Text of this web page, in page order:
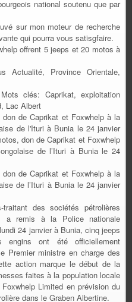
national soutenu que par
sur mon moteur de recherche
qui pourra vous satisgfaire.
offrent 5 jeeps et 20 motos à
Actualité, Province Orientale,
clés: Caprikat, exploitation
Lac Albert
de Caprikat et Foxwhelp à la
de l'Ituri à Bunia le 24 janvier
don de Caprikat et Foxwhelp
de l’Ituri à Bunia le 24
de Caprikat et Foxwhelp à la
de l’Ituri à Bunia le 24 janvier
des sociétés pétrolières
a remis à la Police nationale
24 janvier à Bunia, cinq jeeps
ont été officiellement
Premier ministre en charge des
action marque le début de la
faites à la population locale
Limited en prévision du
dans le Graben Albertine.